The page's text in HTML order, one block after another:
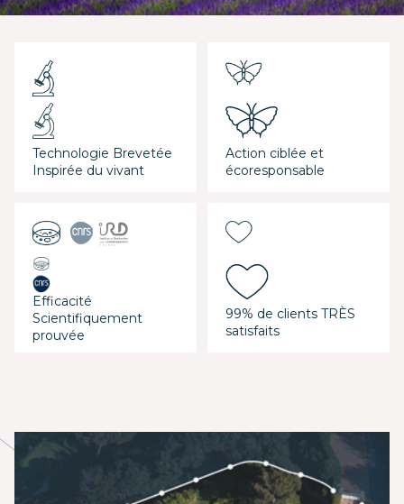
Technologie Brevetée
Inspirée du vivant
Action ciblée et
écoresponsable
Efficacité
Scientifiquement
prouvée
99% de clients TRÈS
satisfaits